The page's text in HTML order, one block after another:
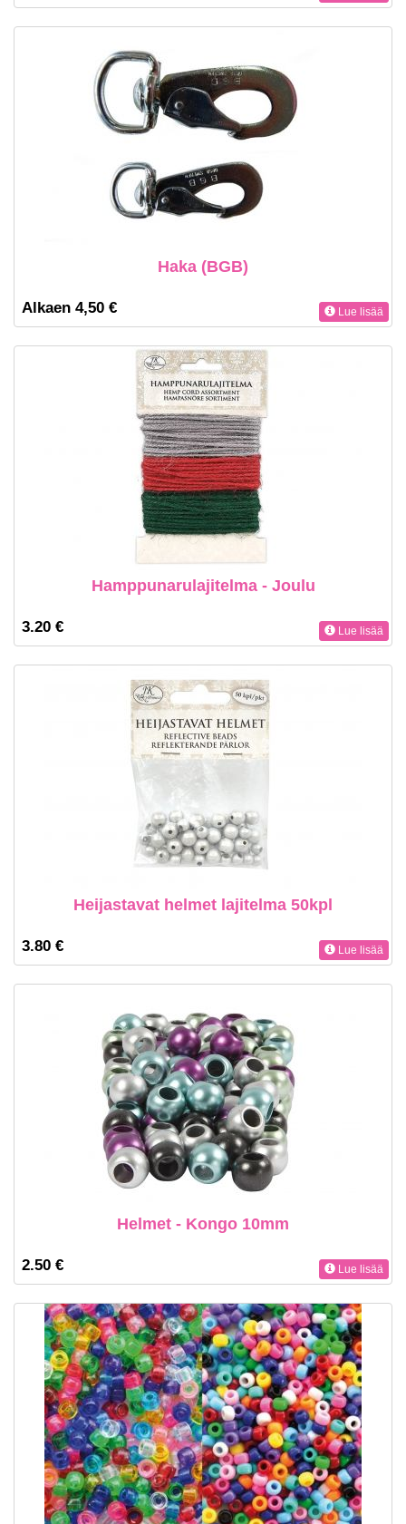
Haka (BGB)
Alkaen 4,50 € Lue lisää
Hamppunarulajitelma - Joulu
3.20 € Lue lisää
Heijastavat helmet lajitelma 50kpl
3.80 € Lue lisää
Helmet - Kongo 10mm
2.50 € Lue lisää